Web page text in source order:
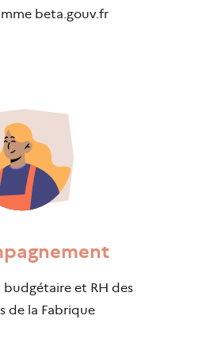
beta.gouv.fr
budgétaire et RH des
de la Fabrique